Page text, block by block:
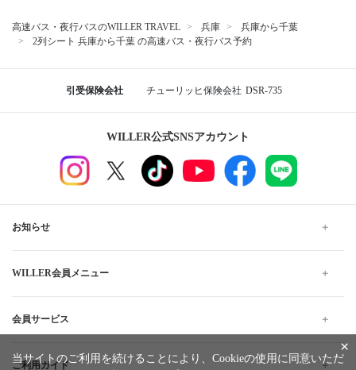
高速バス・夜行バスのWILLER TRAVEL 兵庫
兵庫から千葉
2列シート 兵庫から千葉 の高速バス・夜行バス予約
引受保険会社 チューリッヒ保険会社 DSR-735
WILLER公式SNSアカウント
お知らせ
WILLER会員メニュー
会員サービス
ご利用ガイド
×
当サイトのご利用を続けることにより、Cookieの使用に同意いただ